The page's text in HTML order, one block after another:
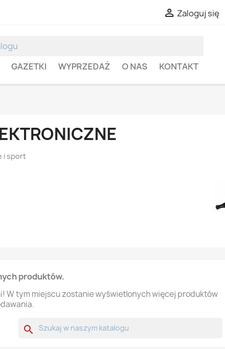
 Zaloguj się
GAZETKI WYPRZEDAŻ O NAS KONTAKT
i sport
produktów.
W tym miejscu zostanie wyświetlonych więcej produktów
search